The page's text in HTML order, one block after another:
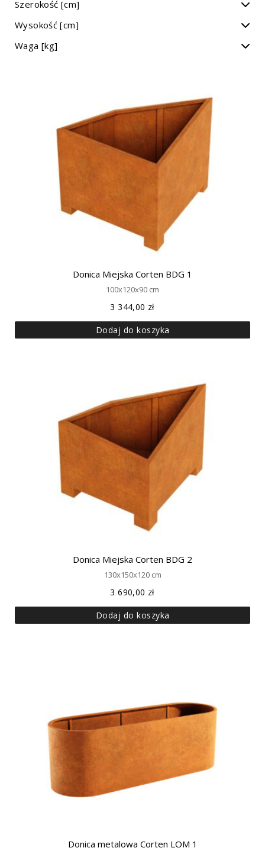
Szerokość [cm]
Wysokość [cm]
Waga [kg]
Donica Miejska Corten BDG 1
100x120x90 cm
3 344,00 zł
Dodaj do koszyka
Donica Miejska Corten BDG 2
130x150x120 cm
3 690,00 zł
Dodaj do koszyka
Donica metalowa Corten LOM 1